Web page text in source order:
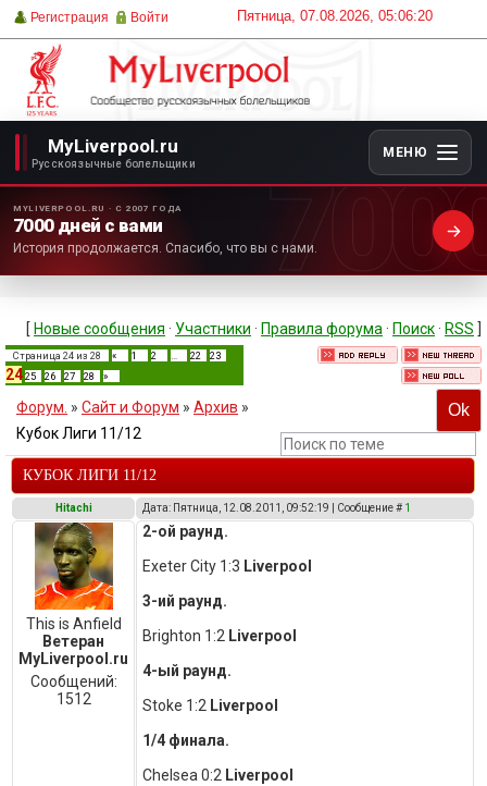
Пятница, 07.08.2026, 05:06:20
Регистрация Войти
MyLiverpool.ru
Русскоязычные болельщики
МЕНЮ
MYLIVERPOOL.RU · С 2007 ГОДА
7000 дней с вами
История продолжается. Спасибо, что вы с нами.
[ Новые сообщения · Участники · Правила форума · Поиск · RSS
Страница 24 из 28 « 1 2 22 23
2425 26 27 28 »
Форум. » Сайт и Форум » Архив »
Кубок Лиги 11/12
КУБОК ЛИГИ 11/12
Hitachi Дата: Пятница, 12.08.2011, 09:52:19 | Сообщение # 1
This is Anfield
Ветеран
MyLiverpool.ru
Сообщений:
1512
2-ой раунд.
Exeter City 1:3 Liverpool
3-ий раунд.
Brighton 1:2 Liverpool
4-ый раунд.
Stoke 1:2 Liverpool
1/4 финала.
Chelsea 0:2 Liverpool